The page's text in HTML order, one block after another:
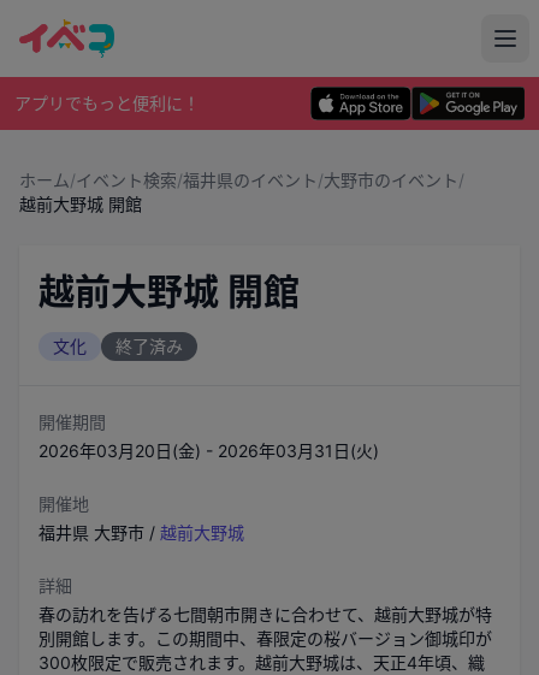
アプリでもっと便利に！
ホーム/イベント検索/福井県のイベント/大野市のイベント/
越前大野城 開館
越前大野城 開館
文化 終了済み
開催期間
2026年03月20日(金) - 2026年03月31日(火)
開催地
福井県 大野市 / 越前大野城
詳細
春の訪れを告げる七間朝市開きに合わせて、越前大野城が特
別開館します。この期間中、春限定の桜バージョン御城印が
300枚限定で販売されます。越前大野城は、天正4年頃、織